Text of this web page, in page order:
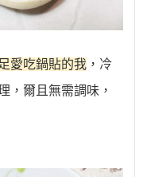
愛吃鍋貼的我 ，冷
，爾且無需調味，